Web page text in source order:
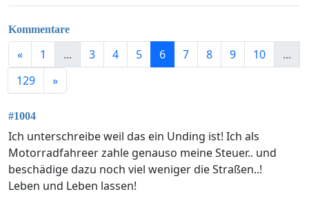
Kommentare
« 1 ... 3 4 5 6 7 8 9 10
...
129
»
#1004
Ich unterschreibe weil das ein Unding ist! Ich als
Motorradfahreer zahle genauso meine Steuer.. und
beschädige dazu noch viel weniger die Straßen..!
Leben und Leben lassen!